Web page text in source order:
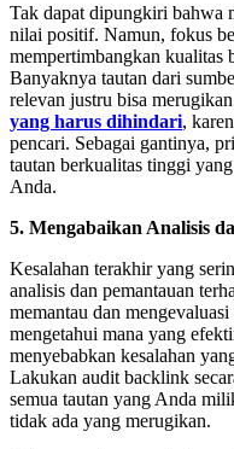
Tak dapat dipungkiri bahwa
nilai positif. Namun, fokus
mempertimbangkan kualitas
Banyaknya tautan dari
relevan justru bisa
yang harus dihindari,
pencari. Sebagai gantinya,
tautan berkualitas tinggi
Anda.
5. Mengabaikan Analisis
Kesalahan terakhir yang
analisis dan pemantauan
memantau dan
mengetahui mana yang
menyebabkan kesalahan
Lakukan audit backlink
semua tautan yang Anda
tidak ada yang merugikan.